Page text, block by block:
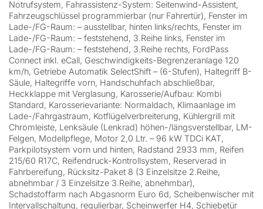
Notrufsystem, Fahrassistenz-System: Seitenwind-Assistent,
Fahrzeugschlüssel programmierbar (nur Fahrertür), Fenster im
Lade-/FG-Raum: – ausstellbar, hinten links/rechts, Fenster im
Lade-/FG-Raum: – feststehend, 3.Reihe links, Fenster im
Lade-/FG-Raum: – feststehend, 3.Reihe rechts, FordPass
Connect inkl. eCall, Geschwindigkeits-Begrenzeranlage 120
km/h, Getriebe Automatik SelectShift – (6-Stufen), Haltegriff B-
Säule, Haltegriffe vorn, Handschuhfach abschließbar,
Heckklappe mit Verglasung, Karosserie/Aufbau: Kombi
Standard, Karosserievariante: Normaldach, Klimaanlage im
Lade-/Fahrgastraum, Kotflügelverbreiterung, Kühlergrill mit
Chromleiste, Lenksäule (Lenkrad) höhen-/längsverstellbar, LM-
Felgen, Modellpflege, Motor 2,0 Ltr. – 96 kW TDCi KAT,
Parkpilotsystem vorn und hinten, Radstand 2933 mm, Reifen
215/60 R17C, Reifendruck-Kontrollsystem, Reserverad in
Fahrbereifung, Rücksitz-Paket 8 (3 Einzelsitze 2.Reihe,
abnehmbar / 3 Einzelsitze 3.Reihe, abnehmbar),
Schadstoffarm nach Abgasnorm Euro 6d, Scheibenwischer mit
Intervallschaltung, regulierbar, Scheinwerfer H4, Schiebetür